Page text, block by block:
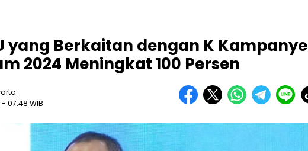
yang Berkaitan dengan K Kampanye
2024 Meningkat 100 Persen
- 07:48 WIB